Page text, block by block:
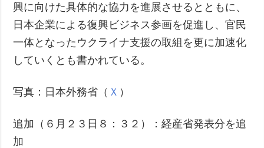
興に向けた具体的な協力を進展させるとともに、
日本企業による復興ビジネス参画を促進し、官民
一体となったウクライナ支援の取組を更に加速化
していくとも書かれている。
写真：日本外務省（ Ｘ ）
追加（６月２３日８：３２）：経産省発表分を追
加